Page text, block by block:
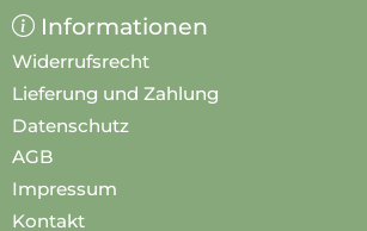
Informationen
Widerrufsrecht
Lieferung und Zahlung
Datenschutz
AGB
Impressum
Kontakt